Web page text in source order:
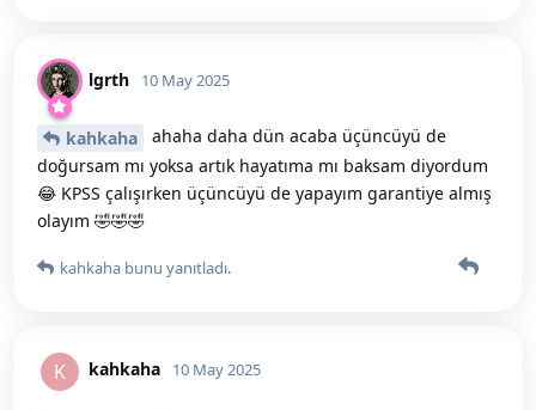
lgrth 10 May 2025
kahkaha
ahaha daha dün acaba üçüncüyü de
doğursam mı yoksa artık hayatıma mı baksam diyordum
😂 KPSS çalışırken üçüncüyü de yapayım garantiye almış
olayım 🤣🤣🤣
kahkaha bunu yanıtladı.
K kahkaha 10 May 2025